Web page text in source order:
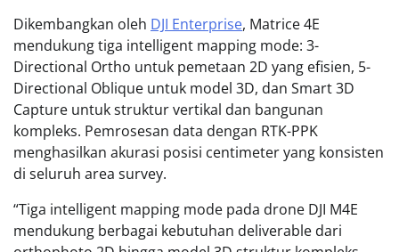
Dikembangkan oleh DJI Enterprise, Matrice 4E
mendukung tiga intelligent mapping mode: 3-
Directional Ortho untuk pemetaan 2D yang efisien, 5-
Directional Oblique untuk model 3D, dan Smart 3D
Capture untuk struktur vertikal dan bangunan
kompleks. Pemrosesan data dengan RTK-PPK
menghasilkan akurasi posisi centimeter yang konsisten
di seluruh area survey.
“Tiga intelligent mapping mode pada drone DJI M4E
mendukung berbagai kebutuhan deliverable dari